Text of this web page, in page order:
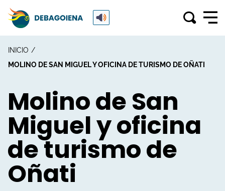
INICIO
MOLINO DE SAN MIGUEL Y OFICINA DE TURISMO DE OÑATI
Molino de San
Miguel y oficina
de turismo de
Oñati